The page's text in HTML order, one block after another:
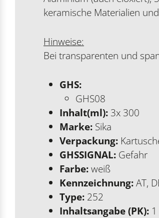
keramische Materialien
Hinweise:
Bei transparenten und
GHS:
GHS08
Inhalt(ml): 3x 300
Marke: Sika
Verpackung:
GHSSIGNAL: Gefahr
Farbe:weiß
Kennzeichnung:AT,
Type: 252
Inhaltsangabe (PK): 1